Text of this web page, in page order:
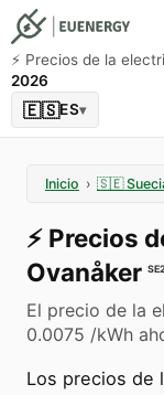
⚡️ Precios de la
2026
🇪🇸ES▾
Inicio › 🇸🇪
⚡️ Precios
Ovanåker SE2
El precio de la
0.0075 /kWh
Los precios de